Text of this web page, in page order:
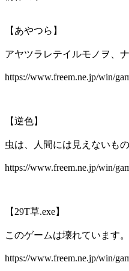
【あやつら】
アヤツラレテイルモノヲ、
https://www.freem.ne.jp/win/
【逆色】
虫は、人間には見えないもの
https://www.freem.ne.jp/win/
【29T草.exe】
このゲームは壊れています
https://www.freem.ne.jp/win/